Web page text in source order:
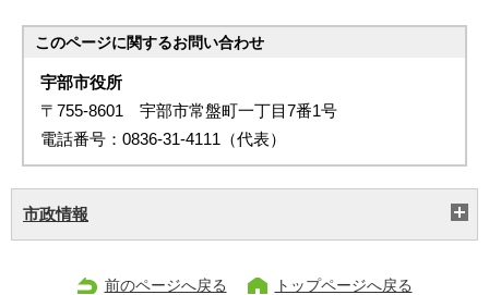
このページに関するお問い合わせ
宇部市役所
〒755-8601 宇部市常盤町一丁目7番1号
電話番号：0836-31-4111（代表）
市政情報
前のページへ戻る トップページへ戻る